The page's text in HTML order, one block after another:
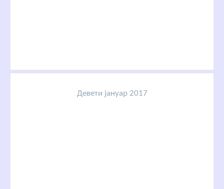
Девети јануар 2017